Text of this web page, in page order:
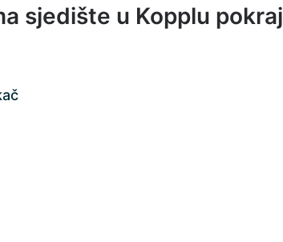
sjedište u Kopplu pokraj